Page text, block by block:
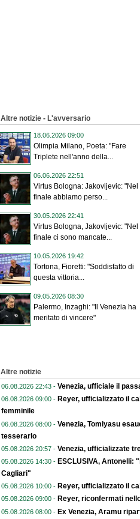
Altre notizie - L'avversario
18.06.2026 09:00
Olimpia Milano, Poeta: "Fare
Triplete nell'anno della...
06.06.2026 22:51
Virtus Bologna: Jakovljevic: "Nel
finale abbiamo perso...
30.05.2026 22:41
Virtus Bologna, Jakovljevic: "Nel
finale ci sono mancate...
10.05.2026 19:42
Tortona, Fioretti: "Soddisfatto di
questa vittoria...
09.05.2026 08:30
Palermo, Inzaghi: "Il Venezia ha
meritato di vincere"
Altre notizie
06.08.2026 22:43 - Venezia, ufficiale il
06.08.2026 09:00 - Reyer, ufficializzato il
femminile
06.08.2026 08:00 - Venezia, Tomiyasu
tesserarlo
05.08.2026 20:57 - Venezia, ufficializzate
05.08.2026 14:30 - ESCLUSIVA, Antonelli:
Cagliari"
05.08.2026 10:00 - Reyer, ufficializzato il
05.08.2026 09:00 - Reyer, riconfermati
05.08.2026 08:00 - Ex Venezia, Aramu